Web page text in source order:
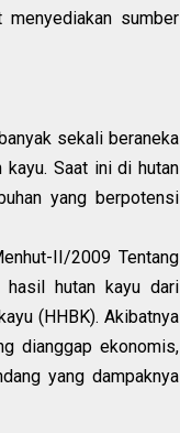
sumber
sekali beraneka
kayu. Saat ini di hutan
yang berpotensi
II/2009 Tentang
hutan kayu dari
(HHBK). Akibatnya
dianggap ekonomis,
yang dampaknya